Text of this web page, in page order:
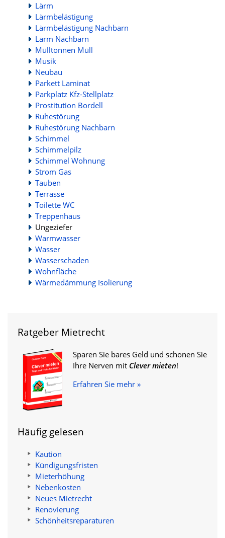
Lärm
Lärmbelästigung
Lärmbelästigung Nachbarn
Lärm Nachbarn
Mülltonnen Müll
Musik
Neubau
Parkett Laminat
Parkplatz Kfz-Stellplatz
Prostitution Bordell
Ruhestörung
Ruhestörung Nachbarn
Schimmel
Schimmelpilz
Schimmel Wohnung
Strom Gas
Tauben
Terrasse
Toilette WC
Treppenhaus
Ungeziefer
Warmwasser
Wasser
Wasserschaden
Wohnfläche
Wärmedämmung Isolierung
Ratgeber Mietrecht
Sparen Sie bares Geld und schonen Sie
Ihre Nerven mit Clever mieten!
Erfahren Sie mehr »
Häufig gelesen
Kaution
Kündigungsfristen
Mieterhöhung
Nebenkosten
Neues Mietrecht
Renovierung
Schönheitsreparaturen